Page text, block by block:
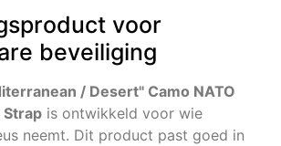
voor
beveiliging
/ Desert" Camo NATO
is ontwikkeld voor wie
neemt. Dit product past goed in